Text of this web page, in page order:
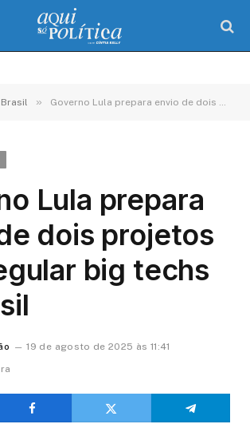
» Governo Lula prepara envio de dois projetos para regular big techs no Brasil
Lula prepara
dois projetos
big techs
19 de agosto de 2025 às 11:41